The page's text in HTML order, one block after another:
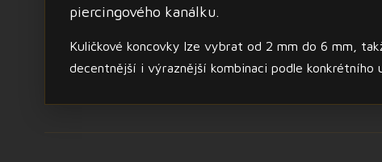
piercingového kanálku.
Kuličkové koncovky lze vybrat od 2 mm do 6 mm,
decentnější i výraznější kombinaci podle konkrétního